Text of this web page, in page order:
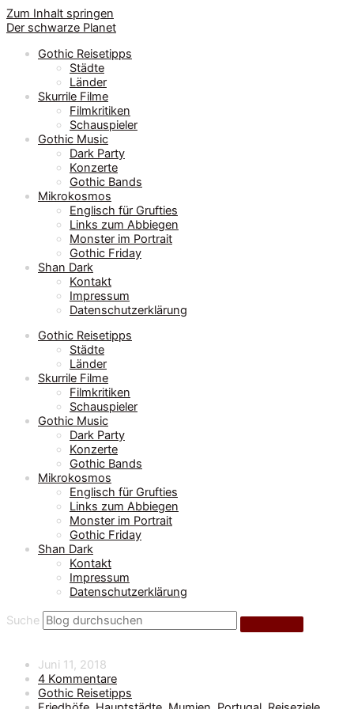
Zum Inhalt springen
Der schwarze Planet
Gothic Reisetipps
Städte
Länder
Skurrile Filme
Filmkritiken
Schauspieler
Gothic Music
Dark Party
Konzerte
Gothic Bands
Mikrokosmos
Englisch für Grufties
Links zum Abbiegen
Monster im Portrait
Gothic Friday
Shan Dark
Kontakt
Impressum
Datenschutzerklärung
Gothic Reisetipps
Städte
Länder
Skurrile Filme
Filmkritiken
Schauspieler
Gothic Music
Dark Party
Konzerte
Gothic Bands
Mikrokosmos
Englisch für Grufties
Links zum Abbiegen
Monster im Portrait
Gothic Friday
Shan Dark
Kontakt
Impressum
Datenschutzerklärung
Suche
Juni 11, 2018
4 Kommentare
Gothic Reisetipps